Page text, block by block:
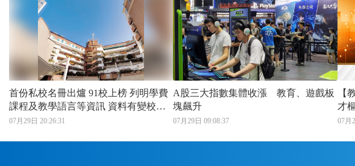
首份私校名冊出爐 91校上榜 列明學費
課程及教學語言等資訊 資料有變校方
須申報
07月29日 20:26:31
A股三大指數集體收漲 教育、遊戲板
塊飆升
07月29日 09:08:37
【
才
07月